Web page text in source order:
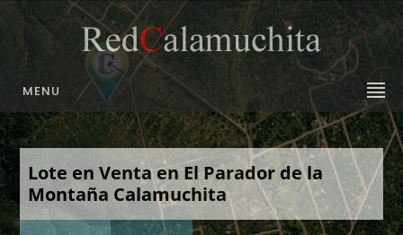
MENU
Lote en Venta en El Parador de la
Montaña Calamuchita